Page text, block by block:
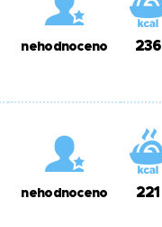
nehodnoceno 236
nehodnoceno 221